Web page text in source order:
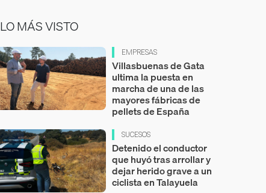
LO MÁS VISTO
EMPRESAS
Villasbuenas de Gata
ultima la puesta en
marcha de una de las
mayores fábricas de
pellets de España
SUCESOS
Detenido el conductor
que huyó tras arrollar y
dejar herido grave a un
ciclista en Talayuela